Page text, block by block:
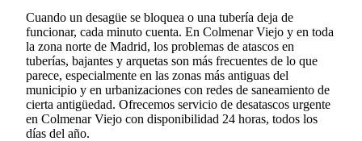
Cuando un desagüe se bloquea o una tubería deja de
funcionar, cada minuto cuenta. En Colmenar Viejo y en toda
la zona norte de Madrid, los problemas de atascos en
tuberías, bajantes y arquetas son más frecuentes de lo que
parece, especialmente en las zonas más antiguas del
municipio y en urbanizaciones con redes de saneamiento de
cierta antigüedad. Ofrecemos servicio de desatascos urgente
en Colmenar Viejo con disponibilidad 24 horas, todos los
días del año.